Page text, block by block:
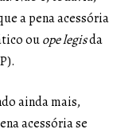
a pena acessória
ouope legisda
ainda mais,
acessória se